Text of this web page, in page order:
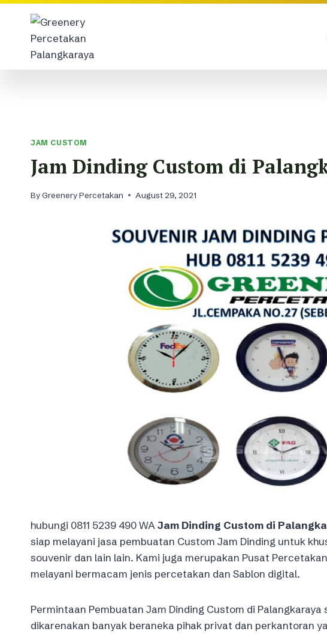
Skip
content
JAM CUSTOM
Jam Dinding Custom di
ByGreenery Percetakan August 29, 2021
hubungi 0811 5239 490 WA Jam Dinding Custom di
siap melayani jasa pembuatan Custom Jam Dinding untuk
souvenir dan lain lain. Kami juga merupakan Pusat
melayani bermacam jenis percetakan dan Sablon digital.
Permintaan Pembuatan Jam Dinding Custom di
dikarenakan banyak beraneka pihak privat dan perkantoran